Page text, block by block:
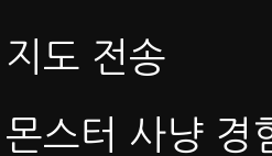
도 전송
스터 사냥